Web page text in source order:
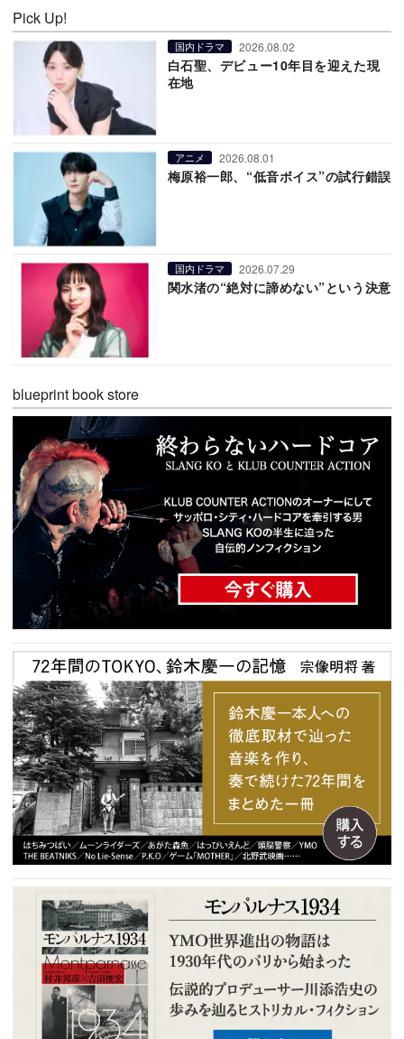
Pick Up!
国内ドラマ 2026.08.02
白石聖、デビュー10年目を迎えた現
在地
アニメ 2026.08.01
梅原裕一郎、“低音ボイス”の試行錯誤
国内ドラマ 2026.07.29
関水渚の“絶対に諦めない”という決意
blueprint book store